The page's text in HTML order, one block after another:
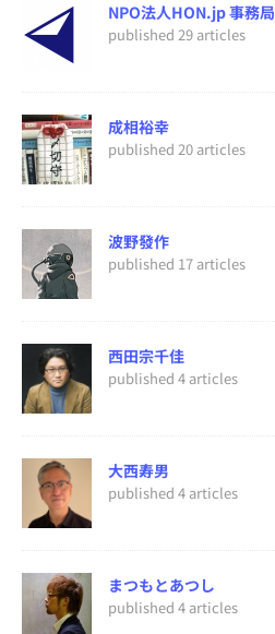
NPO法人HON.jp 事務局
published 29 articles
成相裕幸
published 20 articles
波野發作
published 17 articles
西田宗千佳
published 4 articles
大西寿男
published 4 articles
まつもとあつし
published 4 articles